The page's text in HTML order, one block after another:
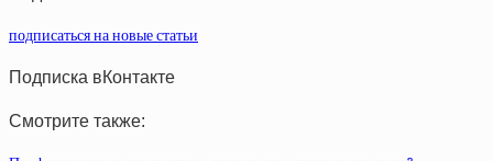
подписаться на новые статьи
Подписка вКонтакте
Смотрите также: